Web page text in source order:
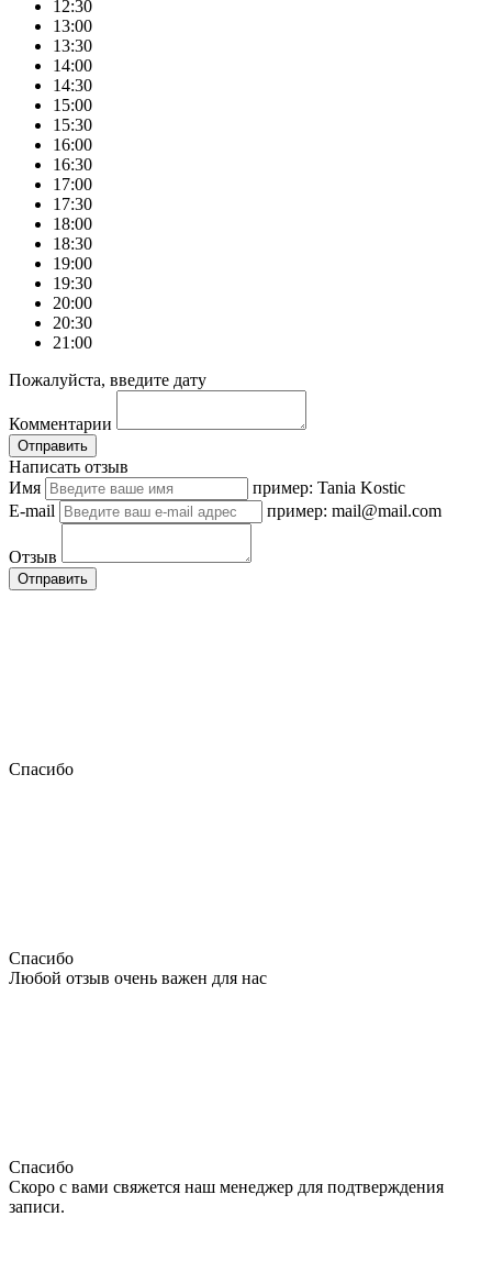
12:30
13:00
13:30
14:00
14:30
15:00
15:30
16:00
16:30
17:00
17:30
18:00
18:30
19:00
19:30
20:00
20:30
21:00
Пожалуйста, введите дату
Комментарии
Отправить
Написать отзыв
Имя
пример: Tania Kostic
E-mail
пример: mail@mail.com
Отзыв
Отправить
Спасибо
Спасибо
Любой отзыв очень важен для нас
Спасибо
Скоро с вами свяжется наш менеджер для подтверждения
записи.